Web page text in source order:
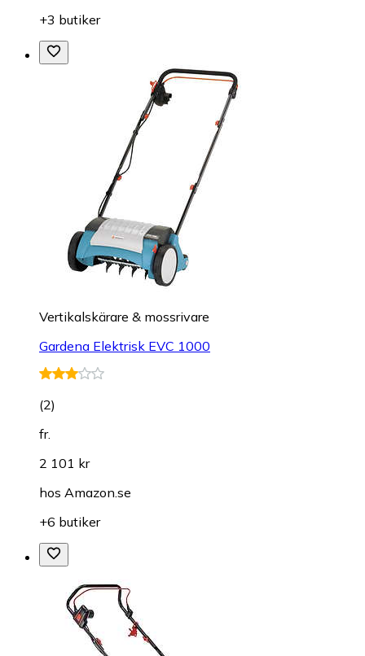
+3 butiker
Vertikalskärare & mossrivare
Gardena Elektrisk EVC 1000
(2)
fr.
2 101 kr
hos Amazon.se
+6 butiker